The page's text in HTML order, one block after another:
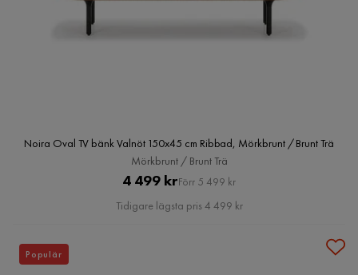
Noira Oval TV bänk Valnöt 150x45 cm Ribbad, Mörkbrunt / Brunt Trä
Mörkbrunt / Brunt Trä
Pris
4 499 krOriginal
Pris
Förr 5 499 kr
Tidigare lägsta pris 4 499 kr
Populär